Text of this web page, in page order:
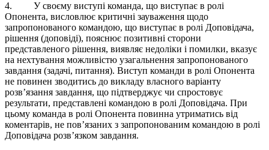
4. У своєму виступі команда, що виступає в ролі
Опонента, висловлює критичні зауваження щодо
запропонованого командою, що виступає в ролі Доповідача,
рішення (доповіді), пояснює позитивні сторони
представленого рішення, виявляє недоліки і помилки, вказує
на нехтування можливістю узагальнення запропонованого
завдання (задачі, питання). Виступ команди в ролі Опонента
не повинен зводитись до викладу власного варіанту
розв’язання завдання, що підтверджує чи спростовує
результати, представлені командою в ролі Доповідача. При
цьому команда в ролі Опонента повинна утриматись від
коментарів, не пов’язаних з запропонованим командою в ролі
Доповідача розв’язком завдання.